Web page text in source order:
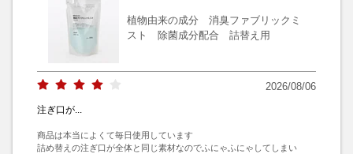
植物由来の成分 消臭ファブリックミ
スト 除菌成分配合 詰替え用
2026/08/06
注ぎ口が...
商品は本当によくて毎日使用しています
詰め替えの注ぎ口が全体と同じ素材なのでふにゃふにゃしてしまい